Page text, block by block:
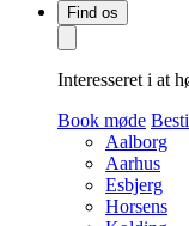
Find os
Interesseret i at
Book møde
Aalborg
Aarhus
Esbjerg
Horsens